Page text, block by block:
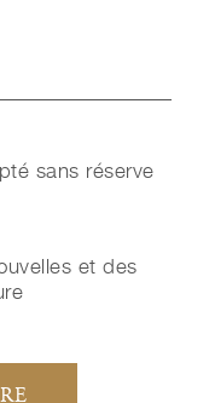
sans réserve
et des